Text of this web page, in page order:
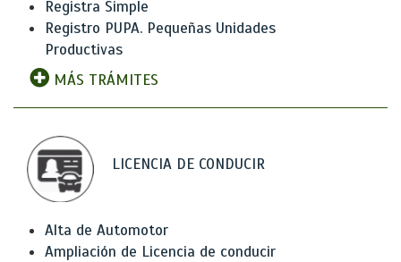
Registra Simple
Registro PUPA. Pequeñas Unidades
Productivas
MÁS TRÁMITES
LICENCIA DE CONDUCIR
Alta de Automotor
Ampliación de Licencia de conducir